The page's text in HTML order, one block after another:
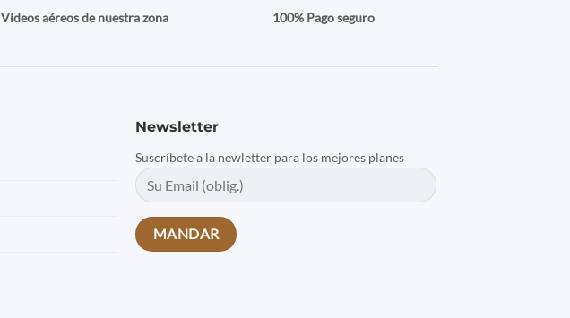
Vídeos aéreos de nuestra zona 100% Pago seguro
Newsletter
Suscríbete a la newletter para los mejores planes